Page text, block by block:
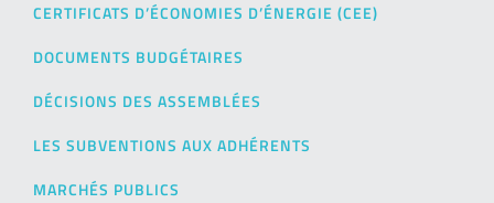
CERTIFICATS D’ÉCONOMIES D’ÉNERGIE (CEE)
DOCUMENTS BUDGÉTAIRES
DÉCISIONS DES ASSEMBLÉES
LES SUBVENTIONS AUX ADHÉRENTS
MARCHÉS PUBLICS